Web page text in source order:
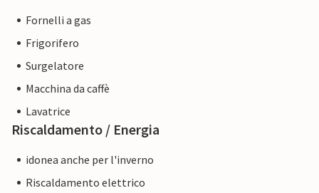
Fornelli a gas
Frigorifero
Surgelatore
Macchina da caffè
Lavatrice
Riscaldamento / Energia
idonea anche per l'inverno
Riscaldamento elettrico